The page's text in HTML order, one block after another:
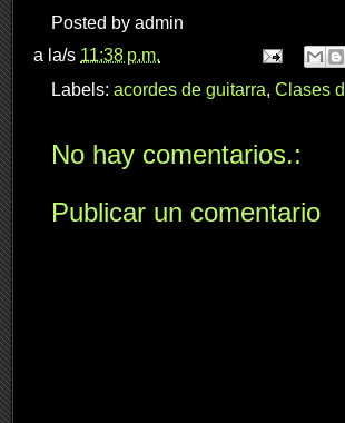
Posted by admin
a la/s 11:38 p.m.
Labels: acordes de guitarra, Clases
No hay comentarios.:
Publicar un comentario